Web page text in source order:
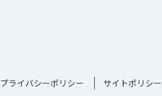
プライバシーポリシー サイトポリシー